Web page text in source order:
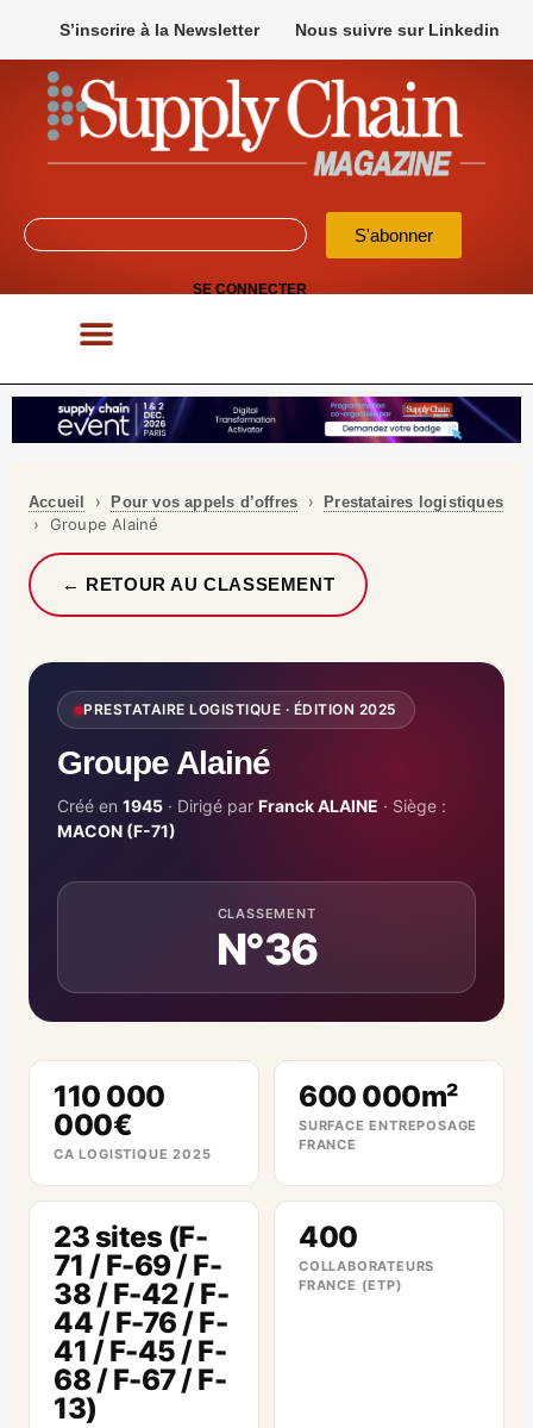
S’inscrire à la Newsletter Nous suivre sur Linkedin
S'abonner
SE CONNECTER
Accueil › Pour vos appels d’offres › Prestataires logistiques
› Groupe Alainé
← RETOUR AU CLASSEMENT
PRESTATAIRE LOGISTIQUE · ÉDITION 2025
Groupe Alainé
Créé en 1945 · Dirigé par Franck ALAINE · Siège :
MACON (F-71)
CLASSEMENT
N°36
110 000
000€
CA LOGISTIQUE 2025
600 000m²
SURFACE ENTREPOSAGE
FRANCE
23 sites (F-
71 / F-69 / F-
38 / F-42 / F-
44 / F-76 / F-
41 / F-45 / F-
68 / F-67 / F-
13)
400
COLLABORATEURS
FRANCE (ETP)